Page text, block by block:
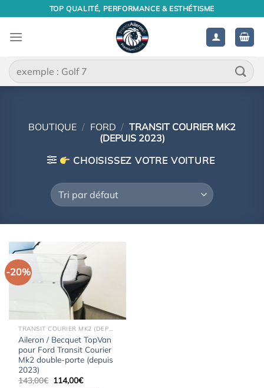
contenu
TOP QUALITÉ, PERFORMANCE & ESTHÉTISME
Recherche
pour :
BOUTIQUE / FORD / TRANSIT COURIER MK2
(DEPUIS 2023)
CHOISISSEZ VOTRE VOITURE
-20%
TRANSIT COURIER MK2 (DEPUIS 2023)
Aileron / Becquet TopVan
pour Ford Transit Courier
Mk2 double-porte (depuis
2023)
143,00€ Le
114,00€Le